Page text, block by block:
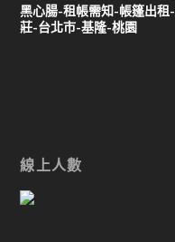
黑心腸-租帳需知-帳篷出
莊-台北市-基隆-桃園
線上人數